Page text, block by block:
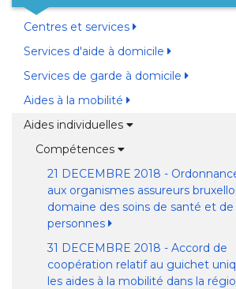
Centres et services
Services d'aide à domicile
Services de garde à domicile
Aides à la mobilité
Aides individuelles
Compétences
21 DECEMBRE 2018 -
aux organismes assureurs
domaine des soins de santé et de
personnes
31 DECEMBRE 2018 - Accord de
coopération relatif au guichet
les aides à la mobilité dans la